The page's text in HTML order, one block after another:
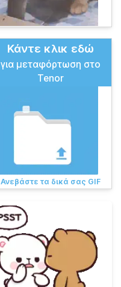
Κάντε κλικ εδώ
για μεταφόρτωση στο
Tenor
Ανεβάστε τα δικά σας GIF